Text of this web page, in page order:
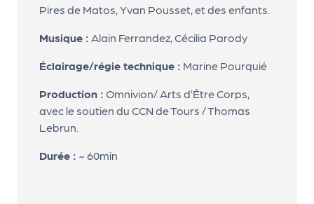
Pires de Matos, Yvan Pousset, et des enfants.
Musique : Alain Ferrandez, Cécilia Parody
Éclairage/régie technique : Marine Pourquié
Production : Omnivion/ Arts d’Être Corps,
avec le soutien du CCN de Tours / Thomas
Lebrun.
Durée : ~ 60min
n
is
t
e
u
r
s
L